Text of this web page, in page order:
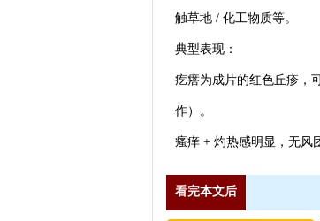
触草地 / 化工物质等。
典型表现：
疙瘩为成片的红色丘疹，
作）。
瘙痒 + 灼热感明显，无风
看完本文后